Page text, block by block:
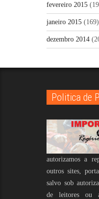
fevereiro 2015
janeiro 2015 (169)
dezembro 2014
Politica de
autorizamos a
outros sites,
salvo sob
de leitores ou